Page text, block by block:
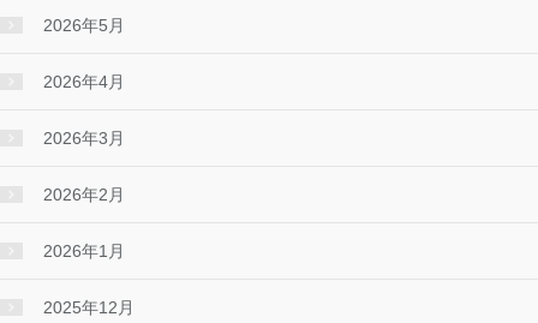
2026年5月
2026年4月
2026年3月
2026年2月
2026年1月
2025年12月